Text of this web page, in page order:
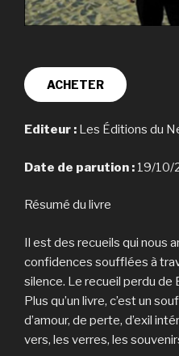
ACHETER
Editeur : Les Éditions du
Date de parution : 19/10/
Résumé du livre
Il est des recueils qui nous
confidences soufflées à
silence. Le recueil perdu de
Plus qu’un livre, c’est un
d’amour, de perte, d’exil
vers, les verres, les